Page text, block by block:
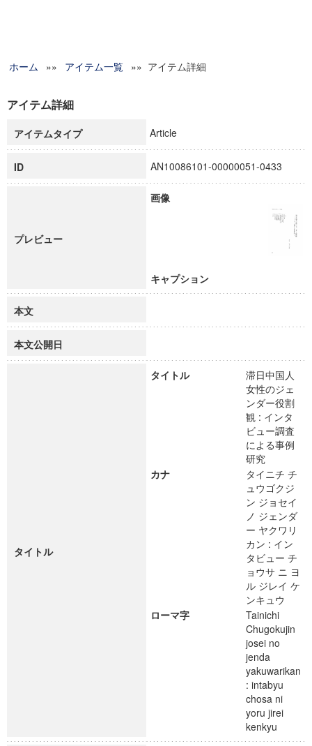
ホーム »» アイテム一覧 »» アイテム詳細
アイテム詳細
アイテムタイプ Article
ID AN10086101-00000051-0433
プレビュー
画像
キャプション
本文
本文公開日
タイトル
タイトル
滞日中国人
女性のジェ
ンダー役割
観 : インタ
ビュー調査
による事例
研究
カナ
タイニチ チ
ュウゴクジ
ン ジョセイ
ノ ジェンダ
ー ヤクワリ
カン : イン
タビュー チ
ョウサ ニ ヨ
ル ジレイ ケ
ンキュウ
ローマ字
Tainichi
Chugokujin
josei no
jenda
yakuwarikan
: intabyu
chosa ni
yoru jirei
kenkyu